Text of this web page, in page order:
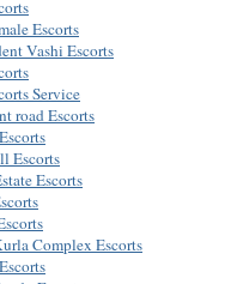
Escorts
Vashi Escorts
Service
road Escorts
Escorts
Escorts
Complex Escorts